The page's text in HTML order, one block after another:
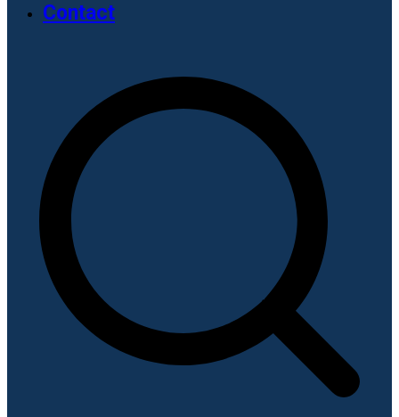
Contact